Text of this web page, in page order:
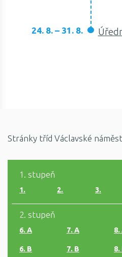
24. 8. – 31. 8.
Stránky tříd Václavské
1. stupeň
1. 2. 3.
2. stupeň
6. A
6. B
7. A
7. B
8.
8.